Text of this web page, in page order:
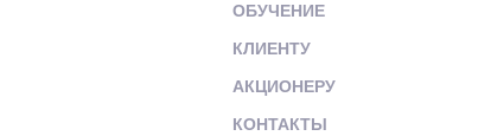
ОБУЧЕНИЕ
КЛИЕНТУ
АКЦИОНЕРУ
КОНТАКТЫ